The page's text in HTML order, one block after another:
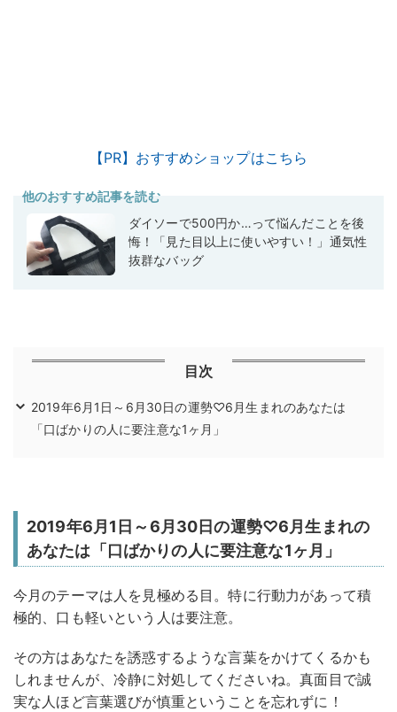
【PR】おすすめショップはこちら
他のおすすめ記事を読む
ダイソーで500円か…って悩んだことを後
悔！「見た目以上に使いやすい！」通気性
抜群なバッグ
目次
2019年6月1日～6月30日の運勢♡6月生まれのあなたは
「口ばかりの人に要注意な1ヶ月」
2019年6月1日～6月30日の運勢♡6月生まれの
あなたは「口ばかりの人に要注意な1ヶ月」
今月のテーマは人を見極める目。特に行動力があって積
極的、口も軽いという人は要注意。
その方はあなたを誘惑するような言葉をかけてくるかも
しれませんが、冷静に対処してくださいね。真面目で誠
実な人ほど言葉選びが慎重ということを忘れずに！